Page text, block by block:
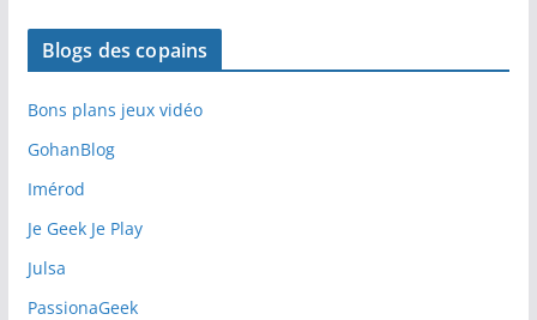
Blogs des copains
Bons plans jeux vidéo
GohanBlog
Imérod
Je Geek Je Play
Julsa
PassionaGeek